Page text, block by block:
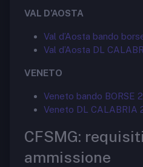
VAL D’AOSTA
Val d’Aosta bando
Val d’Aosta DL
VENETO
Veneto bando BORSE
Veneto DL CALABRIA
CFSMG:
ammissione